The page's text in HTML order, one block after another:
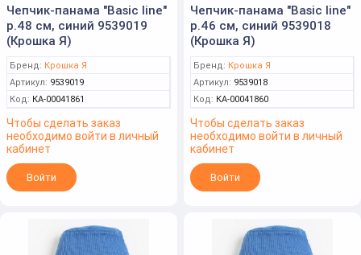
Чепчик-панама "Basic line"
р.48 см, синий 9539019
(Крошка Я)
Бренд: Крошка Я
Артикул: 9539019
Код: КА-00041861
Чтобы сделать заказ
необходимо войти в личный
кабинет
Войти
Чепчик-панама "Basic line"
р.46 см, синий 9539018
(Крошка Я)
Бренд: Крошка Я
Артикул: 9539018
Код: КА-00041860
Чтобы сделать заказ
необходимо войти в личный
кабинет
Войти